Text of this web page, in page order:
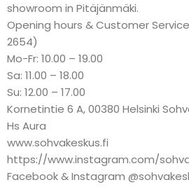
showroom in Pitäjänmäki.
Opening hours & Customer
2654)
Mo-Fr: 10.00 – 19.00
Sa: 11.00 – 18.00
Su: 12.00 – 17.00
Kornetintie 6 A, 00380 Helsinki
Hs Aura
www.sohvakeskus.fi
https://www.instagram.com/
Facebook & Instagram